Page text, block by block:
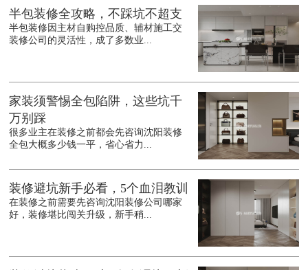
半包装修全攻略，不踩坑不超支
半包装修因主材自购控品质、辅材施工交
装修公司的灵活性，成了多数业...
家装须警惕全包陷阱，这些坑千
万别踩
很多业主在装修之前都会先咨询沈阳装修
全包大概多少钱一平，省心省力...
装修避坑新手必看，5个血泪教训
在装修之前需要先咨询沈阳装修公司哪家
好，装修堪比闯关升级，新手稍...